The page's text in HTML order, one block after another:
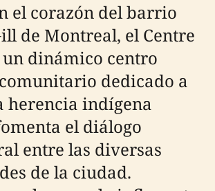
el corazón del barrio
de Montreal, el Centre
un dinámico centro
dedicado a
herencia indígena
el diálogo
entre las diversas
de la ciudad.